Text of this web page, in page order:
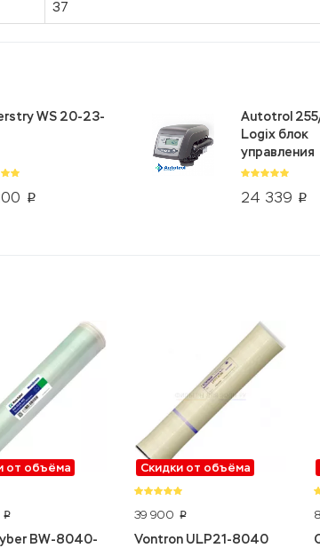
37
p
WS 20-23-
24 339 p
Autotrol
Logix блок
управления
от объёма
p
BW-8040-
Скидки от объёма
39 900 p
Vontron ULP21-8040